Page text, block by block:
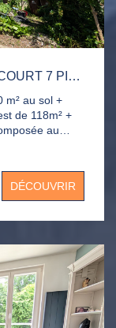
MAISON LE CHESNAY ROCQUENCOURT 7 PIÈCE(S) 170M2
+
de 118m² +
au
et OUEST.
à
de 40m². et
: - RDC
DÉCOUVRIR